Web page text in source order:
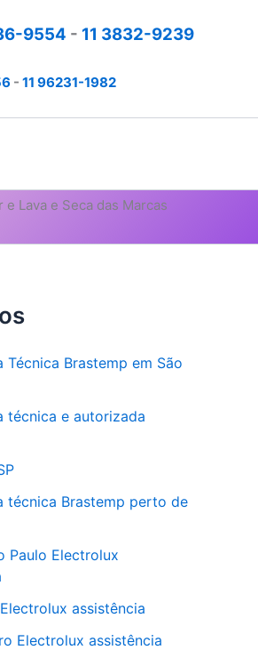
9554 - 11 3832-9239
- 11 96231-1982
Lava e Seca das Marcas
Técnica Brastemp em São
técnica e autorizada
técnica Brastemp perto de
Paulo Electrolux
assistência
Electrolux assistência